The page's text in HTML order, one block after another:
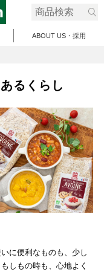
ABOUT US・採用
るくらし
に便利なものも、少し
しもの時も、心地よく